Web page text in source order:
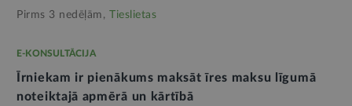
Pirms 3 nedēļām, Tieslietas
E-KONSULTĀCIJA
Īrniekam ir pienākums maksāt īres maksu līgumā
noteiktajā apmērā un kārtībā